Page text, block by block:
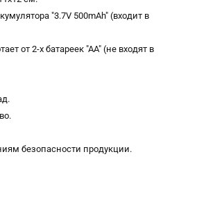
"3.7V 500mAh" (входит в
от 2-х батареек "АА" (не входят в
безопасности продукции.